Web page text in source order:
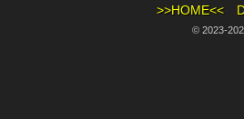
>>HOME<<
© 2023-